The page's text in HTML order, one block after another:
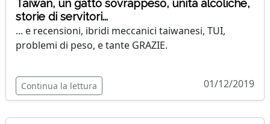
Taiwan, un gatto sovrappeso, unità alcoliche,
storie di servitori...
... e recensioni, ibridi meccanici taiwanesi, TUI,
problemi di peso, e tante GRAZIE.
Continua la lettura 01/12/2019